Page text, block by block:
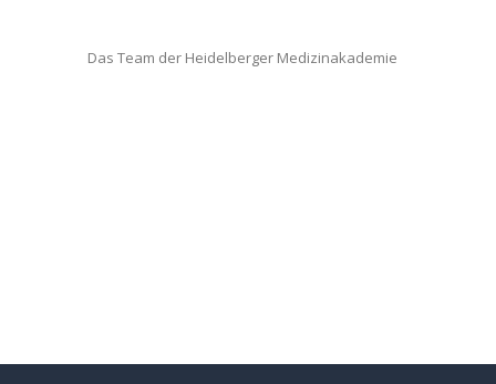
Das Team der Heidelberger Medizinakademie